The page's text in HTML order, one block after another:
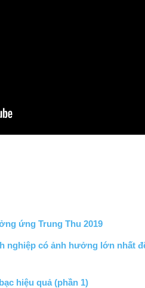
ứng Trung Thu 2019
nghiệp có ảnh hưởng lớn nhất
hiệu quả (phần 1)